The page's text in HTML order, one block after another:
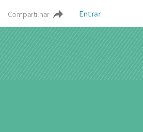
Compartilhar Entrar